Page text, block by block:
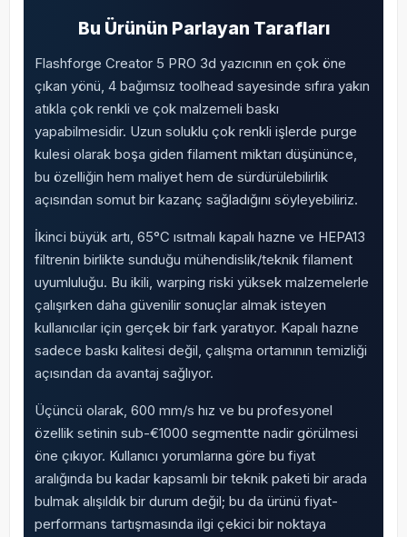
Bu Ürünün Parlayan Tarafları
Flashforge Creator 5 PRO 3d yazıcının en çok öne
çıkan yönü, 4 bağımsız toolhead sayesinde sıfıra yakın
atıkla çok renkli ve çok malzemeli baskı
yapabilmesidir. Uzun soluklu çok renkli işlerde purge
kulesi olarak boşa giden filament miktarı düşününce,
bu özelliğin hem maliyet hem de sürdürülebilirlik
açısından somut bir kazanç sağladığını söyleyebiliriz.
İkinci büyük artı, 65°C ısıtmalı kapalı hazne ve HEPA13
filtrenin birlikte sunduğu mühendislik/teknik filament
uyumluluğu. Bu ikili, warping riski yüksek malzemelerle
çalışırken daha güvenilir sonuçlar almak isteyen
kullanıcılar için gerçek bir fark yaratıyor. Kapalı hazne
sadece baskı kalitesi değil, çalışma ortamının temizliği
açısından da avantaj sağlıyor.
Üçüncü olarak, 600 mm/s hız ve bu profesyonel
özellik setinin sub-€1000 segmentte nadir görülmesi
öne çıkıyor. Kullanıcı yorumlarına göre bu fiyat
aralığında bu kadar kapsamlı bir teknik paketi bir arada
bulmak alışıldık bir durum değil; bu da ürünü fiyat-
performans tartışmasında ilgi çekici bir noktaya